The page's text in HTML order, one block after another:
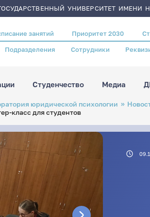
УНИВЕРСИТЕТ ИМЕНИ
занятий Приоритет 2030
Подразделения Сотрудники
Студенчество Медиа
юридической психологии
класс для студентов